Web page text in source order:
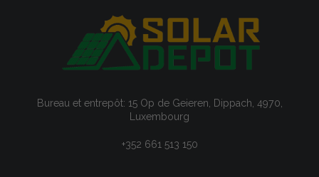
Bureau et entrepôt: 15 Op de Geieren, Dippach, 4970,
Luxembourg
+352 661 513 150